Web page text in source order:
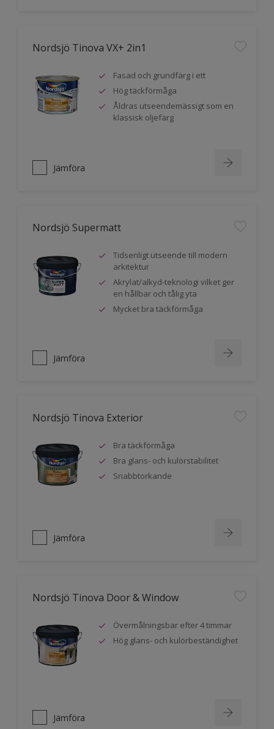
Nordsjö Tinova VX+ 2in1
Fasad och grundfärg i ett
Hög täckförmåga
Åldras utseendemässigt som en
klassisk oljefärg
Jämföra
Nordsjö Supermatt
Tidsenligt utseende till modern
arkitektur
Akrylat/alkyd-teknologi vilket ger
en hållbar och tålig yta
Mycket bra täckförmåga
Jämföra
Nordsjö Tinova Exterior
Bra täckförmåga
Bra glans- och kulörstabilitet
Snabbtorkande
Jämföra
Nordsjö Tinova Door & Window
Övermålningsbar efter 4 timmar
Hög glans- och kulörbeständighet
Jämföra